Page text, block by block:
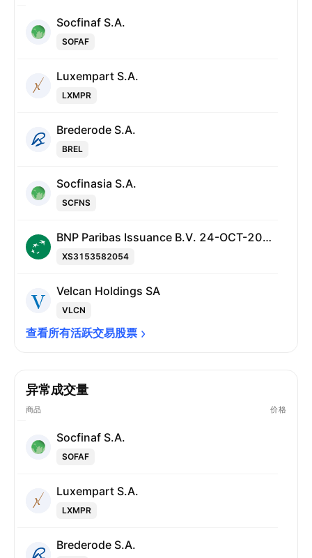
Socfinaf S.A.
SOFAF
Luxempart S.A.
LXMPR
Brederode S.A.
BREL
Socfinasia S.A.
SCFNS
BNP Paribas Issuance B.V. 24-OCT-2028
XS3153582054
Velcan Holdings SA
VLCN
查看所有活跃交易股票
异常成交量
商品 价格
Socfinaf S.A.
SOFAF
Luxempart S.A.
LXMPR
Brederode S.A.